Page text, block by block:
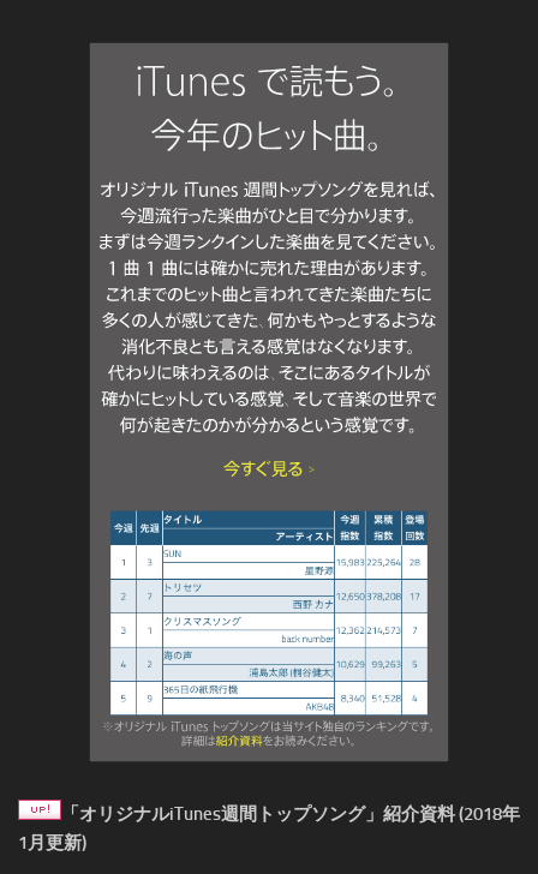
「オリジナルiTunes週間トップソング」紹介資料 (2018年
1月更新)